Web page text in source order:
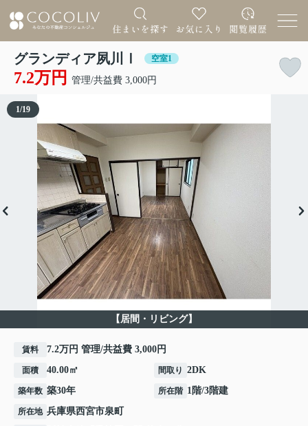
グランディア夙川Ⅰ 空室1
7.2万円 管理/共益費 3,000円
【居間・リビング】
1/19
賃料 7.2万円 管理/共益費 3,000円
面積 40.00㎡ 間取り 2DK
築年数 築30年 所在階 1階/3階建
所在地 兵庫県西宮市泉町